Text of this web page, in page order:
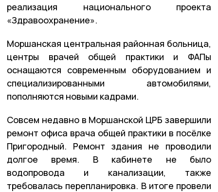
реализация национального проекта
«Здравоохранение».
Моршанская центральная районная больница,
центры врачей общей практики и ФАПы
оснащаются современным оборудованием и
специализированными автомобилями,
пополняются новыми кадрами.
Совсем недавно в Моршанской ЦРБ завершили
ремонт офиса врача общей практики в посёлке
Пригородный. Ремонт здания не проводили
долгое время. В кабинете не было
водопровода и канализации, также
требовалась перепланировка. В итоге провели